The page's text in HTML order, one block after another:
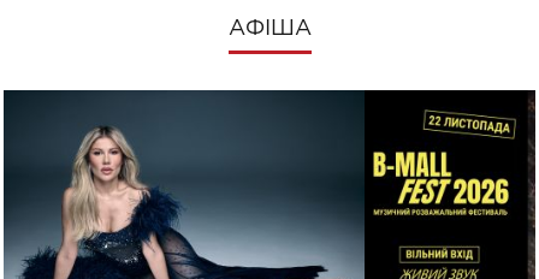
АФІША